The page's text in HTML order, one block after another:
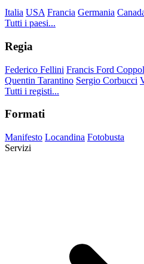
Italia USA Francia Germania
Tutti i paesi...
Regia
Federico Fellini Francis Ford
Quentin Tarantino Sergio Corbucci
Tutti i registi...
Formati
Manifesto Locandina Fotobusta
Servizi